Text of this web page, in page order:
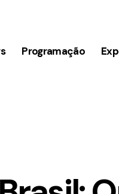
Programação